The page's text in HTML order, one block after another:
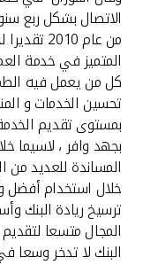
مواقع الفروع
ألمانيا
ماليزيا
تركيا
مصر
الاتصال بشكل ربع
من عام
المتميز في خدمة
كل من يعمل فيه
تحسين الخدمات و
بمستوى تقديم
بجهد وافر ، لاسيما
المساندة للعديد من
خلال استخدام أفضل
ترسيخ ريادة البنك
المجال متسعا
البنك لا تدخر وسعا